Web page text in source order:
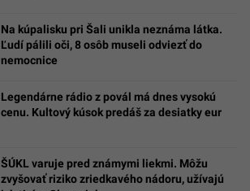
Na kúpalisku pri Šali unikla neznáma látka.
Ľudí pálili oči, 8 osôb museli odviezť do
nemocnice
Legendárne rádio z povál má dnes vysokú
cenu. Kultový kúsok predáš za desiatky eur
ŠÚKL varuje pred známymi liekmi. Môžu
zvyšovať riziko zriedkavého nádoru, užívajú